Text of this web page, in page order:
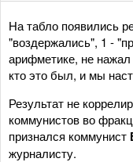
На табло появились
"воздержались", 1 -
арифметике, не нажал
кто это был, и мы
Результат не
коммунистов во
признался коммунист
журналисту.